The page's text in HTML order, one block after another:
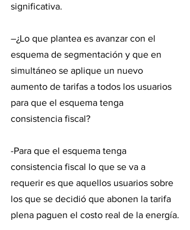
significativa.
–¿Lo que plantea es avanzar con el
esquema de segmentación y que en
simultáneo se aplique un nuevo
aumento de tarifas a todos los usuarios
para que el esquema tenga
consistencia fiscal?
-Para que el esquema tenga
consistencia fiscal lo que se va a
requerir es que aquellos usuarios sobre
los que se decidió que abonen la tarifa
plena paguen el costo real de la energía.